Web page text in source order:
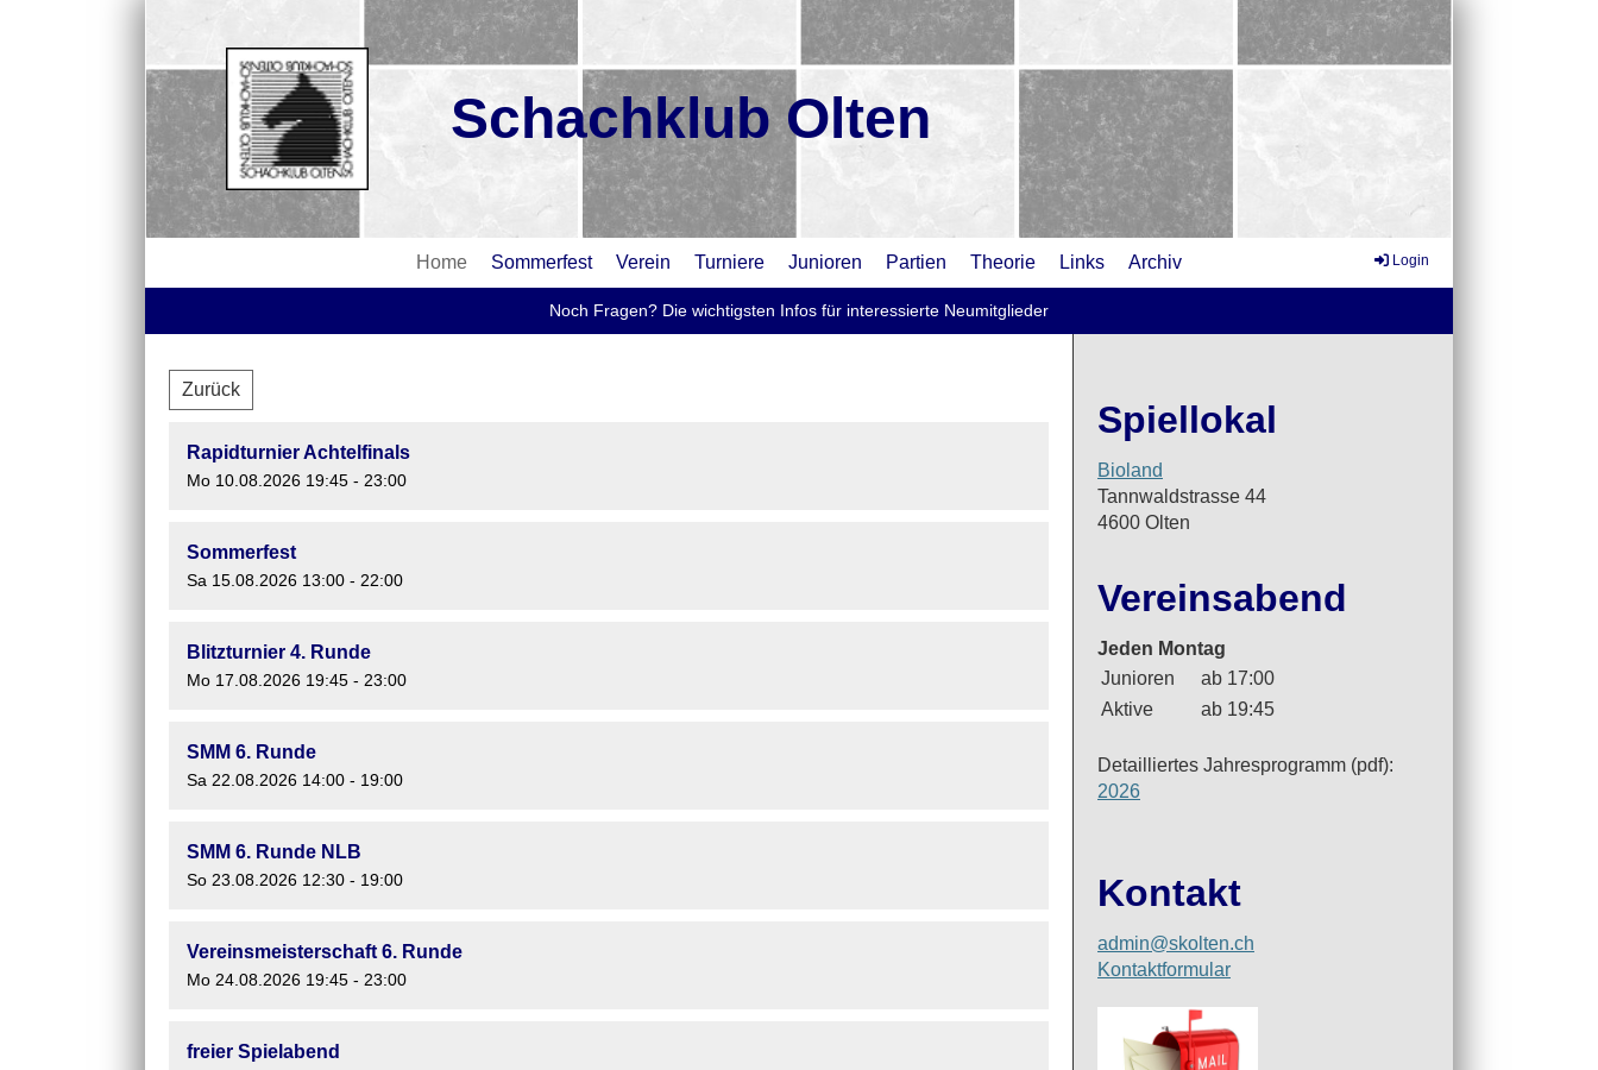
Schachklub Olten
Home Sommerfest Verein Turniere Junioren Partien Theorie Links Archiv Login
Noch Fragen? Die wichtigsten Infos für interessierte Neumitglieder
Zurück
Rapidturnier Achtelfinals
Mo 10.08.2026 19:45 - 23:00
Sommerfest
Sa 15.08.2026 13:00 - 22:00
Blitzturnier 4. Runde
Mo 17.08.2026 19:45 - 23:00
SMM 6. Runde
Sa 22.08.2026 14:00 - 19:00
SMM 6. Runde NLB
So 23.08.2026 12:30 - 19:00
Vereinsmeisterschaft 6. Runde
Mo 24.08.2026 19:45 - 23:00
freier Spielabend
Spiellokal
Bioland
Tannwaldstrasse 44
4600 Olten
Vereinsabend
Jeden Montag
Junioren
ab 17:00
Aktive
ab 19:45
Detailliertes Jahresprogramm (pdf):
2026
Kontakt
admin@skolten.ch
Kontaktformular